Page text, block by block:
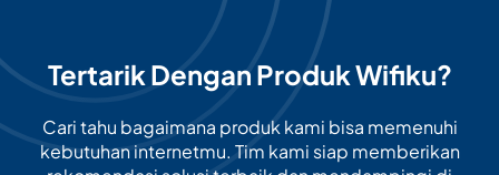
Tertarik Dengan Produk Wifiku?
Cari tahu bagaimana produk kami bisa memenuhi
kebutuhan internetmu. Tim kami siap memberikan